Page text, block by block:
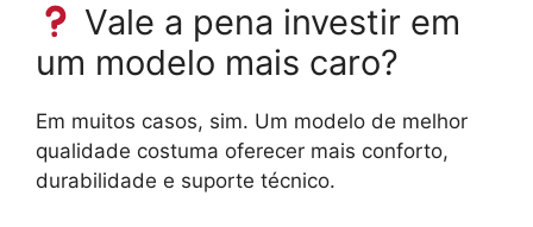
Vale a pena investir em
um modelo mais caro?
Em muitos casos, sim. Um modelo de melhor
qualidade costuma oferecer mais conforto,
durabilidade e suporte técnico.